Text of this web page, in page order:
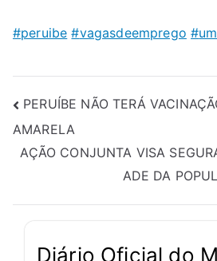
#peruibe #vagasdeemprego #
PERUÍBE NÃO TERÁ
AMARELA
AÇÃO CONJUNTA VISA
ADE DA
Diário Oficial do